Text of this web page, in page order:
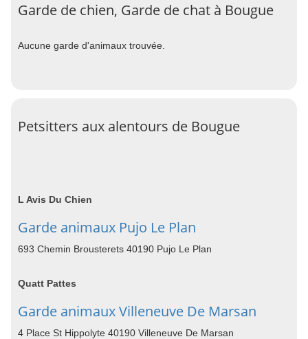
Garde de chien, Garde de chat à Bougue
Aucune garde d'animaux trouvée.
Petsitters aux alentours de Bougue
L Avis Du Chien
Garde animaux Pujo Le Plan
693 Chemin Brousterets 40190 Pujo Le Plan
Quatt Pattes
Garde animaux Villeneuve De Marsan
4 Place St Hippolyte 40190 Villeneuve De Marsan